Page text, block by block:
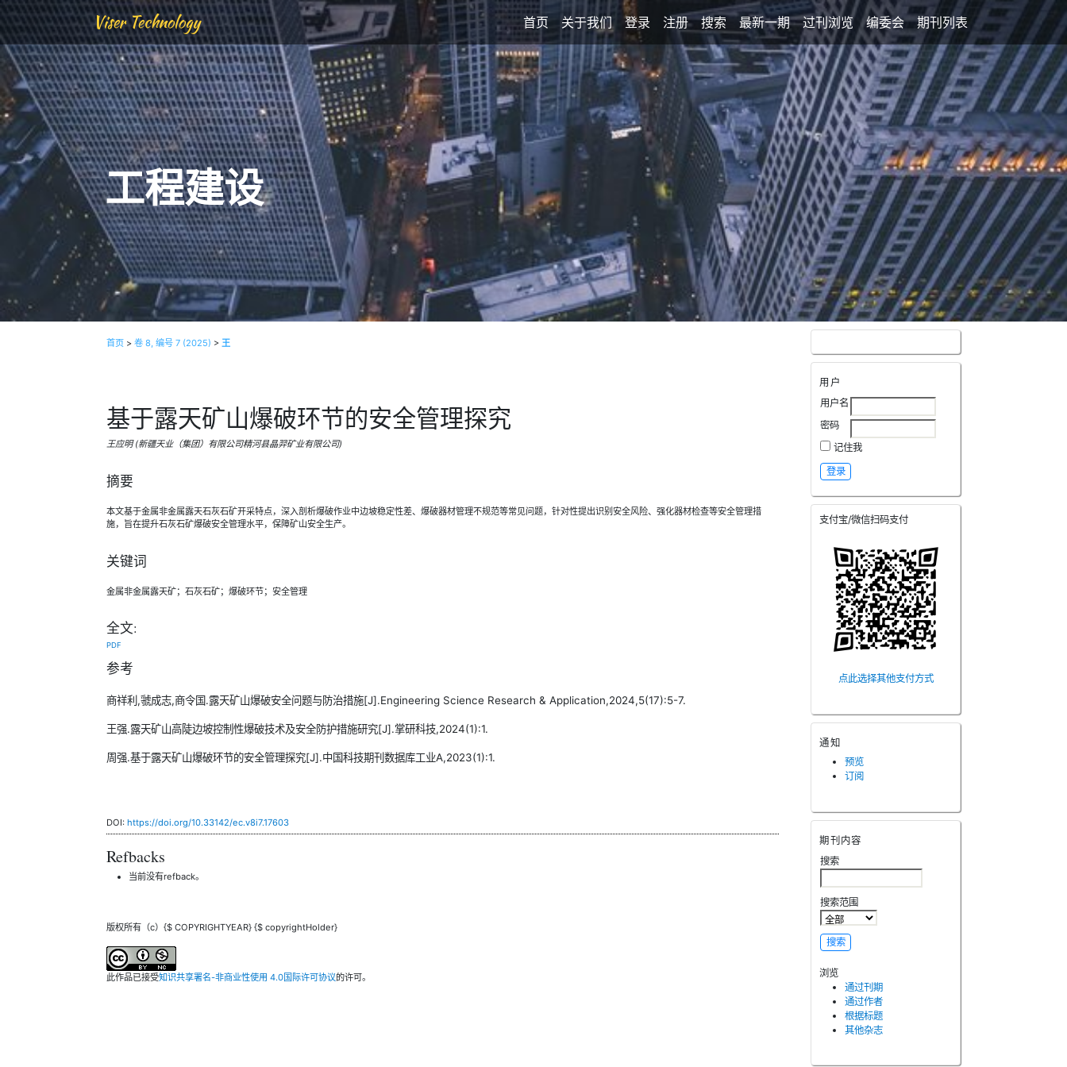
Viser Technology 首页 关于我们 登录 注册 搜索 最新一期 过刊浏览 编委会 期刊列表
工程建设
用户
用户名
密码
记住我
支付宝/微信扫码支付
点此选择其他支付方式
通知
预览
订阅
期刊内容
搜索
搜索范围
浏览
通过刊期
通过作者
根据标题
其他杂志
首页 >卷 8, 编号 7 (2025) >王
基于露天矿山爆破环节的安全管理探究
王应明 (新疆天业（集团）有限公司精河县晶羿矿业有限公司)
摘要
本文基于金属非金属露天石灰石矿开采特点，深入剖析爆破作业中边坡稳定性差、爆破器材管理不规范等常见问题，针对性提出识别安全风险、强化器材检查等安全管理措
施，旨在提升石灰石矿爆破安全管理水平，保障矿山安全生产。
关键词
金属非金属露天矿；石灰石矿；爆破环节；安全管理
全文:
PDF
参考
商祥利,虢成志,商令国.露天矿山爆破安全问题与防治措施[J].Engineering Science Research & Application,2024,5(17):5-7.
王强.露天矿山高陡边坡控制性爆破技术及安全防护措施研究[J].掌研科技,2024(1):1.
周强.基于露天矿山爆破环节的安全管理探究[J].中国科技期刊数据库工业A,2023(1):1.
DOI:https://doi.org/10.33142/ec.v8i7.17603
Refbacks
当前没有refback。
版权所有（c）{$ COPYRIGHTYEAR} {$ copyrightHolder}
此作品已接受知识共享署名-非商业性使用 4.0国际许可协议的许可。